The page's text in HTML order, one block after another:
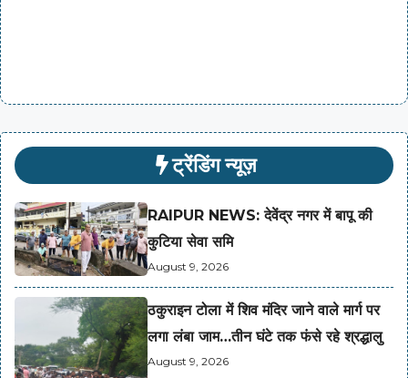
ट्रेंडिंग न्यूज़
RAIPUR NEWS: देवेंद्र नगर में बापू की
कुटिया सेवा समि
August 9, 2026
ठकुराइन टोला में शिव मंदिर जाने वाले मार्ग पर
लगा लंबा जाम…तीन घंटे तक फंसे रहे श्रद्धालु
August 9, 2026